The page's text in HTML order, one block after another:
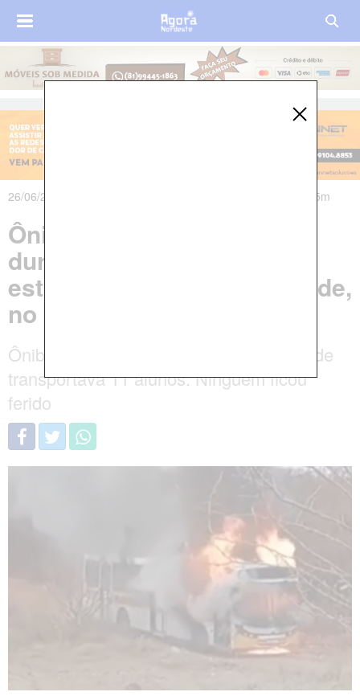
26/06/2024 às 21h49m - Atualizado em 27/06/2024 às 04h15m
Ônibus escolar pega fogo
durante transporte de
estudantes em Lagoa Grande,
no Sertão de Pernambuco
Ônibus que pegou fogo em Lagoa Grande
transportava 11 alunos. Ninguém ficou
ferido